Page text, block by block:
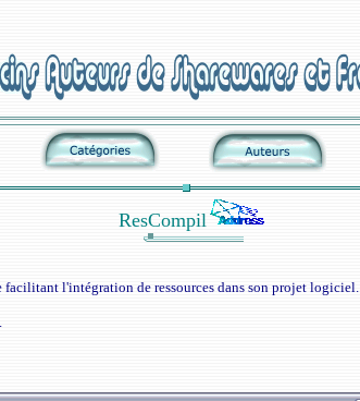
ResCompil
l'intégration de ressources dans son projet logiciel.